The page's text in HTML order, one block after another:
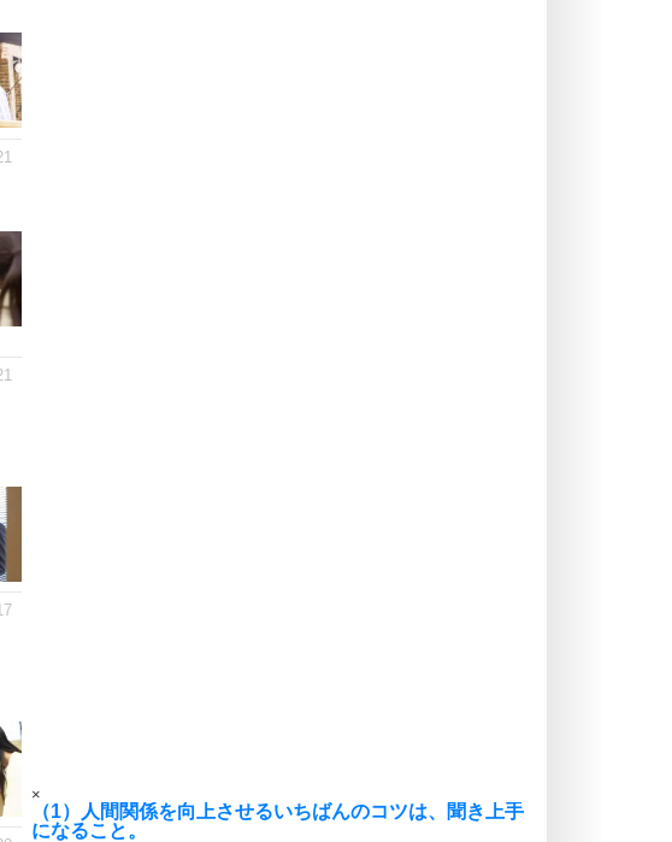
恋する人が知っておきたい30の大切なこと
×
（1）人間関係を向上させるいちばんのコツは、聞き上手
になること。